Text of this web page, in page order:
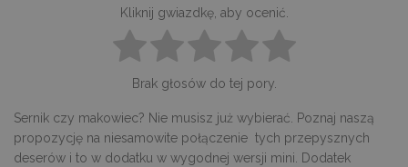
Kliknij gwiazdkę, aby ocenić.
Brak głosów do tej pory.
Sernik czy makowiec? Nie musisz już wybierać. Poznaj naszą
propozycję na niesamowite połączenie tych przepysznych
deserów i to w dodatku w wygodnej wersji mini. Dodatek